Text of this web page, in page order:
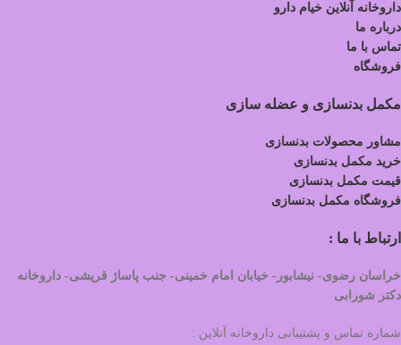
داروخانه آنلاین خیام دارو
درباره ما
تماس با ما
فروشگاه
مکمل بدنسازی و عضله سازی
مشاور محصولات بدنسازی
خرید مکمل بدنسازی
قیمت مکمل بدنسازی
فروشگاه مکمل بدنسازی
ارتباط با ما :
خراسان رضوی- نیشابور- خیابان امام خمینی- جنب پاساژ قریشی- داروخانه
دکتر شورابی
شماره تماس و پشتیبانی داروخانه آنلاین :